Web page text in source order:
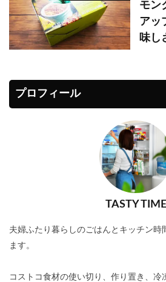
モン
アッ
味し
プロフィール
TASTY TIME
夫婦ふたり暮らしのごはんとキッチン時
ます。
コストコ食材の使い切り、作り置き、冷